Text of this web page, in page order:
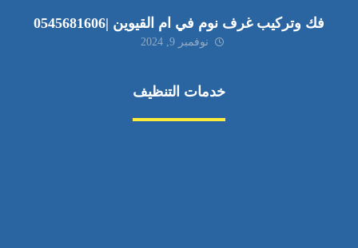
فك وتركيب غرف نوم في ام القيوين |0545681606
نوفمبر 9, 2024
خدمات التنظيف